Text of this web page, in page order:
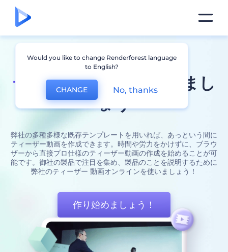
無料で数分のうちに
ティザー 動画を作成しまし
ょう
弊社の多種多様な既存テンプレートを用いれば、あっという間に
ティーザー動画を作成できます。時間や労力をかけずに、ブラウ
ザーから直接プロ仕様のティーザー動画の作成を始めることが可
能です。御社の製品で注目を集め、製品のことを説明するために
弊社のティーザー 動画オンラインを使いましょう！
作り始めましょう！
Would you like to change Renderforest language
to English?
CHANGE No, thanks